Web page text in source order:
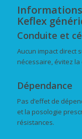
Keflex
Conduite et
Aucun impact direct
nécessaire, évitez la
Dépendance
Pas d’effet de
et la posologie
résistances.